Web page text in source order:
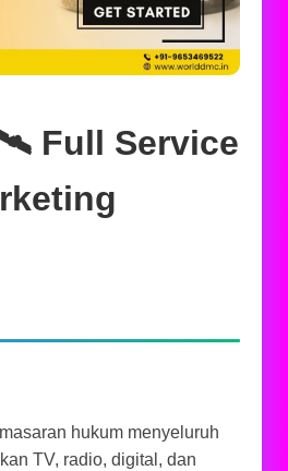
Full Service
hukum menyeluruh
TV, radio, digital, dan